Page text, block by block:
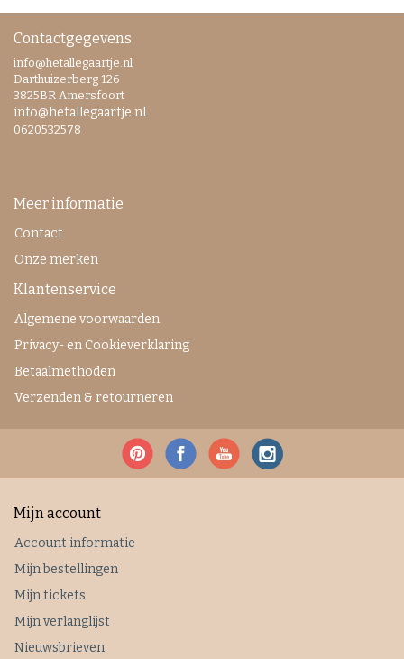
Contactgegevens
info@hetallegaartje.nl
Darthuizerberg 126
3825BR Amersfoort
info@hetallegaartje.nl
0620532578
Meer informatie
Contact
Onze merken
Klantenservice
Algemene voorwaarden
Privacy- en Cookieverklaring
Betaalmethoden
Verzenden & retourneren
Mijn account
Account informatie
Mijn bestellingen
Mijn tickets
Mijn verlanglijst
Nieuwsbrieven